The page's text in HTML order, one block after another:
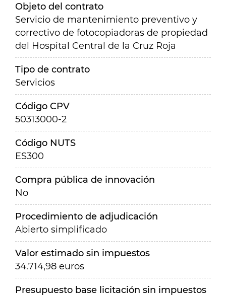
Objeto del contrato
Servicio de mantenimiento preventivo y
correctivo de fotocopiadoras de propiedad
del Hospital Central de la Cruz Roja
Tipo de contrato
Servicios
Código CPV
50313000-2
Código NUTS
ES300
Compra pública de innovación
No
Procedimiento de adjudicación
Abierto simplificado
Valor estimado sin impuestos
34.714,98 euros
Presupuesto base licitación sin impuestos